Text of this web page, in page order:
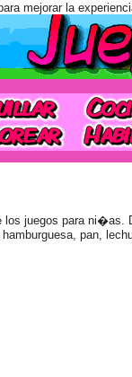
los juegos para ni�as.
pan,
mejorar la